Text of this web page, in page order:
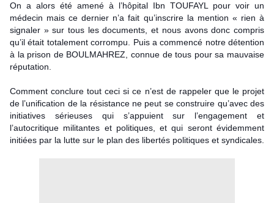
On a alors été amené à l’hôpital Ibn TOUFAYL pour voir un
médecin mais ce dernier n’a fait qu’inscrire la mention « rien à
signaler » sur tous les documents, et nous avons donc compris
qu’il était totalement corrompu. Puis a commencé notre détention
à la prison de BOULMAHREZ, connue de tous pour sa mauvaise
réputation.
Comment conclure tout ceci si ce n’est de rappeler que le projet
de l’unification de la résistance ne peut se construire qu’avec des
initiatives sérieuses qui s’appuient sur l’engagement et
l’autocritique militantes et politiques, et qui seront évidemment
initiées par la lutte sur le plan des libertés politiques et syndicales.